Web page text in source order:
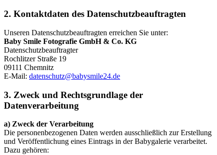
2. Kontaktdaten des Datenschutzbeauftragten
Unseren Datenschutzbeauftragten erreichen Sie unter:
Baby Smile Fotografie GmbH & Co. KG
Datenschutzbeauftragter
Rochlitzer Straße 19
09111 Chemnitz
E-Mail: datenschutz@babysmile24.de
3. Zweck und Rechtsgrundlage der
Datenverarbeitung
a) Zweck der Verarbeitung
Die personenbezogenen Daten werden ausschließlich zur Erstellung
und Veröffentlichung eines Eintrags in der Babygalerie verarbeitet.
Dazu gehören: